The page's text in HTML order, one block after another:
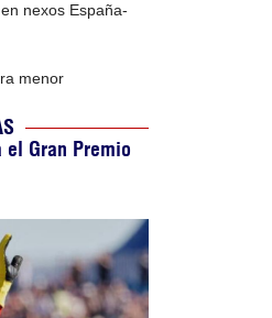
nexos España-
menor
el Gran Premio